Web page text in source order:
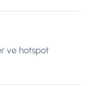
ve hotspot